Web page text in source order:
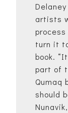
artists
turn it
book.
part of
Qumaq
should